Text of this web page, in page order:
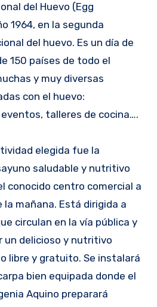
del Huevo (Egg
1964, en la segunda
del huevo. Es un día de
150 países de todo el
y muy diversas
con el huevo:
talleres de cocina….
elegida fue la
saludable y nutritivo
conocido centro comercial a
mañana. Está dirigida a
circulan en la vía pública y
un delicioso y nutritivo
libre y gratuito. Se instalará
bien equipada donde el
Aquino preparará